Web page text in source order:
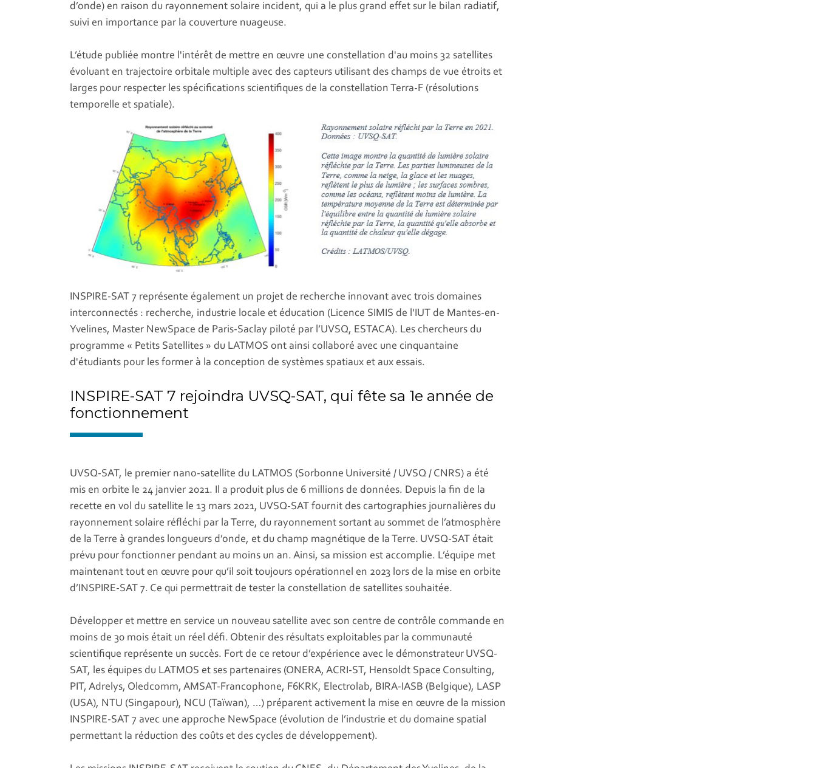
d’onde) en raison du rayonnement solaire incident, qui a le plus grand effet sur le bilan radiatif,
suivi en importance par la couverture nuageuse.
L’étude publiée montre l'intérêt de mettre en œuvre une constellation d'au moins 32 satellites
évoluant en trajectoire orbitale multiple avec des capteurs utilisant des champs de vue étroits et
larges pour respecter les spécifications scientifiques de la constellation Terra-F (résolutions
temporelle et spatiale).
INSPIRE-SAT 7 représente également un projet de recherche innovant avec trois domaines
interconnectés : recherche, industrie locale et éducation (Licence SIMIS de l'IUT de Mantes-en-
Yvelines, Master NewSpace de Paris-Saclay piloté par l’UVSQ, ESTACA). Les chercheurs du
programme « Petits Satellites » du LATMOS ont ainsi collaboré avec une cinquantaine
d'étudiants pour les former à la conception de systèmes spatiaux et aux essais.
INSPIRE-SAT 7 rejoindra UVSQ-SAT, qui fête sa 1e année de
fonctionnement
UVSQ-SAT, le premier nano-satellite du LATMOS (Sorbonne Université / UVSQ / CNRS) a été
mis en orbite le 24 janvier 2021. Il a produit plus de 6 millions de données. Depuis la fin de la
recette en vol du satellite le 13 mars 2021, UVSQ-SAT fournit des cartographies journalières du
rayonnement solaire réfléchi par la Terre, du rayonnement sortant au sommet de l’atmosphère
de la Terre à grandes longueurs d’onde, et du champ magnétique de la Terre. UVSQ-SAT était
prévu pour fonctionner pendant au moins un an. Ainsi, sa mission est accomplie. L’équipe met
maintenant tout en œuvre pour qu’il soit toujours opérationnel en 2023 lors de la mise en orbite
d’INSPIRE-SAT 7. Ce qui permettrait de tester la constellation de satellites souhaitée.
Développer et mettre en service un nouveau satellite avec son centre de contrôle commande en
moins de 30 mois était un réel défi. Obtenir des résultats exploitables par la communauté
scientifique représente un succès. Fort de ce retour d’expérience avec le démonstrateur UVSQ-
SAT, les équipes du LATMOS et ses partenaires (ONERA, ACRI-ST, Hensoldt Space Consulting,
PIT, Adrelys, Oledcomm, AMSAT-Francophone, F6KRK, Electrolab, BIRA-IASB (Belgique), LASP
(USA), NTU (Singapour), NCU (Taïwan), …) préparent activement la mise en œuvre de la mission
INSPIRE-SAT 7 avec une approche NewSpace (évolution de l’industrie et du domaine spatial
permettant la réduction des coûts et des cycles de développement).